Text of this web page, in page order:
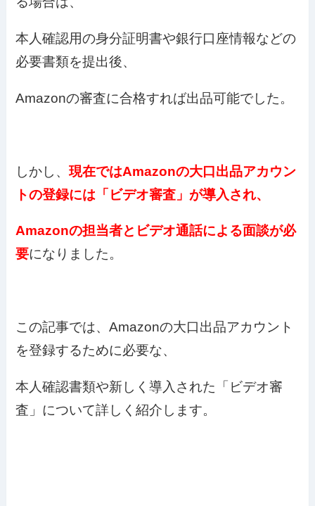
本人確認用の身分証明書や銀行口座情報などの
必要書類を提出後、
Amazonの審査に合格すれば出品可能でした。
しかし、現在ではAmazonの大口出品アカウン
トの登録には「ビデオ審査」が導入され、
Amazonの担当者とビデオ通話による面談が必
要になりました。
この記事では、Amazonの大口出品アカウント
を登録するために必要な、
本人確認書類や新しく導入された「ビデオ審
査」について詳しく紹介します。